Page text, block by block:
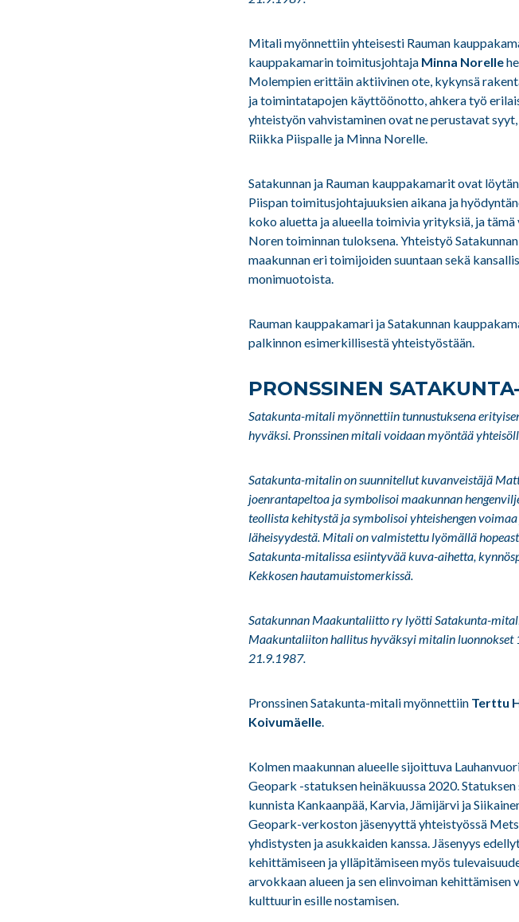
Mitali myönnettiin yhteisesti Rauman
kauppakamarin toimitusjohtaja Minna Norelle
Molempien erittäin aktiivinen ote, kykynsä
ja toimintatapojen käyttöönotto, ahkera työ
yhteistyön vahvistaminen ovat ne perustavat
Riikka Piispalle ja Minna Norelle.
Satakunnan ja Rauman kauppakamarit ovat
Piispan toimitusjohtajuuksien aikana ja
koko aluetta ja alueella toimivia yrityksiä, ja
Noren toiminnan tuloksena. Yhteistyö
maakunnan eri toimijoiden suuntaan sekä
monimuotoista.
Rauman kauppakamari ja Satakunnan
palkinnon esimerkillisestä yhteistyöstään.
PRONSSINEN
Satakunta-mitali myönnettiin tunnustuksena
hyväksi. Pronssinen mitali voidaan myöntää
Satakunta-mitalin on suunnitellut kuvanveistäjä
joenrantapeltoa ja symbolisoi maakunnan
teollista kehitystä ja symbolisoi yhteishengen
läheisyydestä. Mitali on valmistettu lyömällä
Satakunta-mitalissa esiintyvää kuva-aihetta,
Kekkosen hautamuistomerkissä.
Satakunnan Maakuntaliitto ry lyötti Satakunta-
Maakuntaliiton hallitus hyväksyi mitalin
21.9.1987.
Pronssinen Satakunta-mitali myönnettiin Terttu
Koivumäelle.
Kolmen maakunnan alueelle sijoittuva
Geopark -statuksen heinäkuussa 2020.
kunnista Kankaanpää, Karvia, Jämijärvi ja
Geopark-verkoston jäsenyyttä yhteistyössä
yhdistysten ja asukkaiden kanssa. Jäsenyys
kehittämiseen ja ylläpitämiseen myös
arvokkaan alueen ja sen elinvoiman
kulttuurin esille nostamisen.